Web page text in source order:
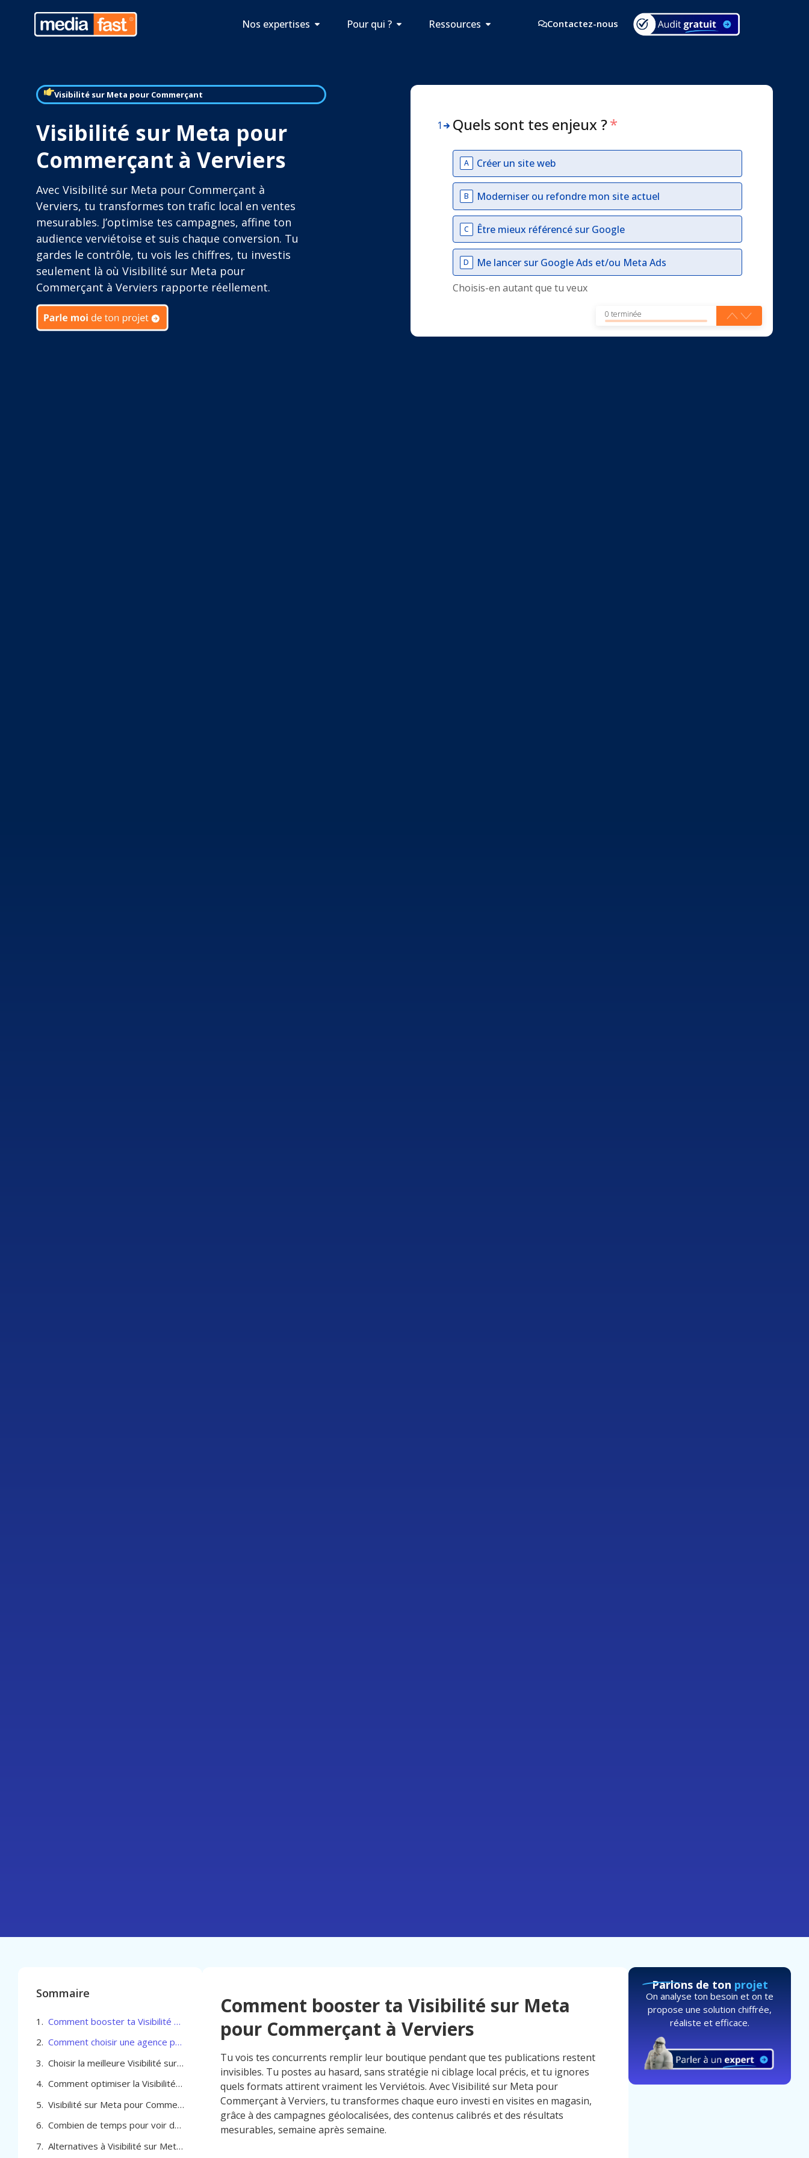
Nos expertises Pour qui ? Ressources Contactez-nous
Visibilité sur Meta pour Commerçant
Visibilité sur Meta pour
Commerçant à Verviers
Avec Visibilité sur Meta pour Commerçant à
Verviers, tu transformes ton trafic local en ventes
mesurables. J’optimise tes campagnes, affine ton
audience verviétoise et suis chaque conversion. Tu
gardes le contrôle, tu vois les chiffres, tu investis
seulement là où Visibilité sur Meta pour
Commerçant à Verviers rapporte réellement.
1 Quels sont tes enjeux ?*
A Créer un site web
B Moderniser ou refondre mon site actuel
C Être mieux référencé sur Google
D
Me lancer sur Google Ads et/ou Meta Ads
Choisis-en autant que tu veux
0 terminée
Sommaire
Comment booster ta Visibilité sur Meta pour Commerçant à Verviers
Comment choisir une agence pour booster votre Visibilité sur Meta pour Commerçant à Verviers
Choisir la meilleure Visibilité sur Meta pour Commerçant à Verviers
Comment optimiser la Visibilité sur Meta pour Commerçant à Verviers
Visibilité sur Meta pour Commerçant à Verviers
Combien de temps pour voir des résultats avec Visibilité sur Meta pour Commerçant à Verviers
Alternatives à Visibilité sur Meta pour Commerçant à Verviers
Comment booster ta Visibilité sur Meta
pour Commerçant à Verviers
Tu vois tes concurrents remplir leur boutique pendant que tes publications restent
invisibles. Tu postes au hasard, sans stratégie ni ciblage local précis, et tu ignores
quels formats attirent vraiment les Verviétois. Avec Visibilité sur Meta pour
Commerçant à Verviers, tu transformes chaque euro investi en visites en magasin,
grâce à des campagnes géolocalisées, des contenus calibrés et des résultats
mesurables, semaine après semaine.
Parlons de ton projet
On analyse ton besoin et on te
propose une solution chiffrée,
réaliste et efficace.